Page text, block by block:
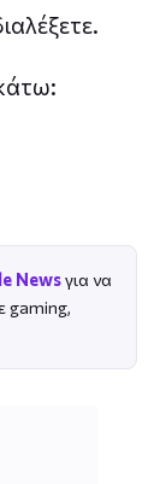
Newsγια να
gaming,